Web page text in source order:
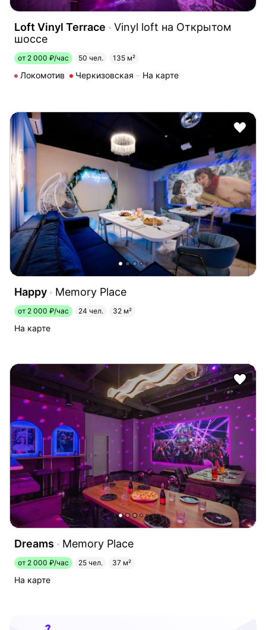
Loft Vinyl Terrace
Vinyl loft на Открытом
шоссе
от 2 000 ₽/час 50 чел. 135 м²
Локомотив Черкизовская На карте
Happy Memory Place
от 2 000 ₽/час 24 чел. 32 м²
На карте
Dreams Memory Place
от 2 000 ₽/час 25 чел. 37 м²
На карте